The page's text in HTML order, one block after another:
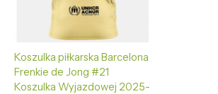
Koszulka piłkarska Barcelona
Frenkie de Jong #21
Koszulka Wyjazdowej 2025-